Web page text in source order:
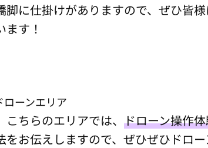
脚に仕掛けがありますので、ぜひ皆
ます！
ーンエリア
ちらのエリアでは、ドローン操作
をお伝えしますので、ぜひぜひドロ